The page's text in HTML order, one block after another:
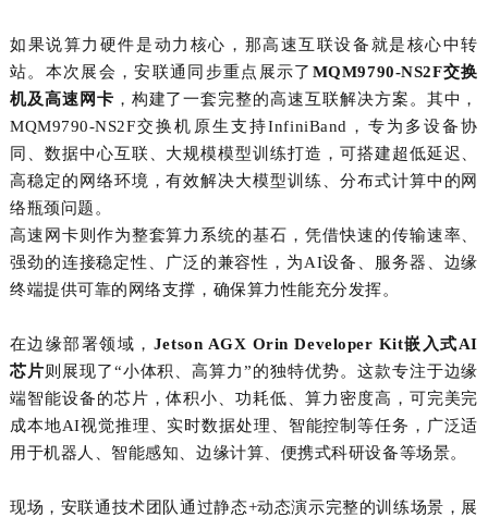
如果说算力硬件是动力核心，那高速互联设备就是核心中转
站。本次展会，安联通同步重点展示了 MQM9790-NS2F交换
机及高速网卡 ，构建了一套完整的高速互联解决方案。其中，
MQM9790-NS2F交换机原生支持InfiniBand ，专为多设备协
同、数据中心互联、大规模模型训练打造，可搭建超低延迟、
高稳定的网络环境，有效解决大模型训练、分布式计算中的网
络瓶颈问题。
高速网卡则作为整套算力系统的基石，凭借快速的传输速率、
强劲的连接稳定性、广泛的兼容性，为AI设备、服务器、边缘
终端提供可靠的网络支撑，确保算力性能充分发挥。
在边缘部署领域， Jetson AGX Orin Developer Kit嵌入式AI
芯片则展现了“小体积、高算力”的独特优势。这款专注于边缘
端智能设备的芯片，体积小、功耗低、算力密度高，可完美完
成本地AI视觉推理、实时数据处理、智能控制等任务，广泛适
用于机器人、智能感知、边缘计算、便携式科研设备等场景。
现场，安联通技术团队通过静态+动态演示完整的训练场景，展